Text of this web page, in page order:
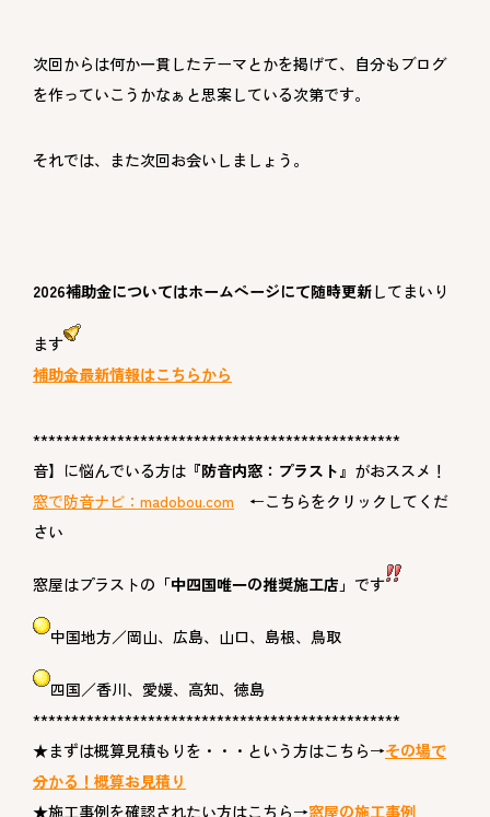
次回からは何か一貫したテーマとかを掲げて、自分もブログ
を作っていこうかなぁと思案している次第です。
それでは、また次回お会いしましょう。
2026補助金についてはホームページにて随時更新してまいり
ます
補助金最新情報はこちらから
************************************************
音】に悩んでいる方は 『防音内窓：プラスト』 がおススメ！
窓で防音ナビ：madobou.com ←こちらをクリックしてくだ
さい
窓屋はプラストの 「中四国唯一の推奨施工店」 です
中国地方／岡山、広島、山口、島根、鳥取
四国／香川、愛媛、高知、徳島
************************************************
★まずは概算見積もりを・・・という方はこちら→その場で
分かる！概算お見積り
★施工事例を確認されたい方はこちら→窓屋の施工事例